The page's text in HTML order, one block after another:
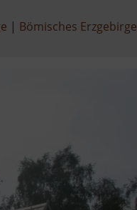
Bömisches Erzgebirge